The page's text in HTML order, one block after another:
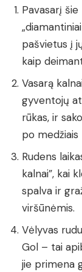
Pavasarį
pašvietus į
kaip
Vasarą
gyventojų
rūkas, ir
po medžiais
Rudens
kalnai”, kai
spalva ir
viršūnėmis.
Vėlyvas
Gol – tai
jie primena